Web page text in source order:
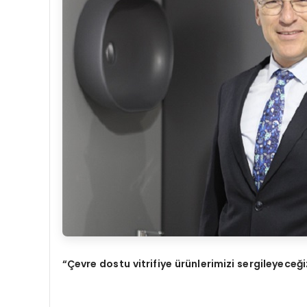
“Çevre dostu vitrifiye ürünlerimizi sergileyeceğ